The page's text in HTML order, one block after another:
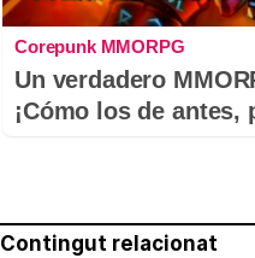
Corepunk MMORPG
Un verdadero
¡Cómo los de antes,
Contingut relacionat